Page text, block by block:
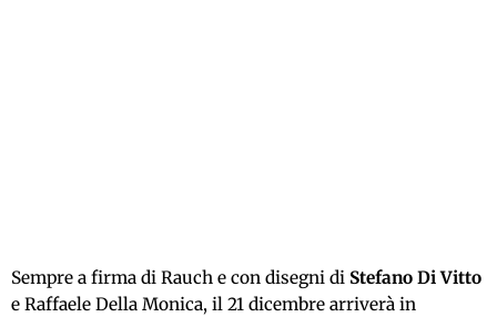
Sempre a firma di Rauch e con disegni di Stefano Di Vitto
e Raffaele Della Monica, il 21 dicembre arriverà in